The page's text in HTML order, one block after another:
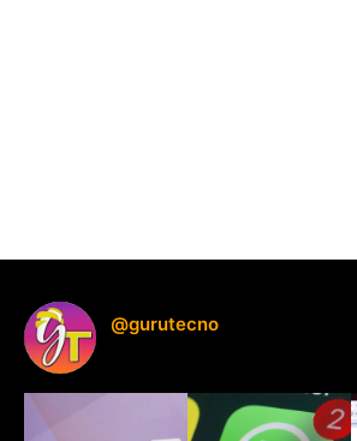
@gurutecno